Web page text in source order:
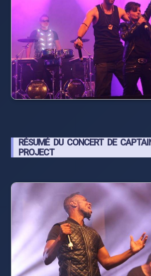
RÉSUMÉ DU CONCERT DE
PROJECT